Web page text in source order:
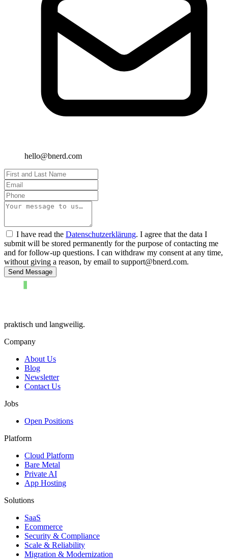
hello@bnerd.com
First and Last Name
Email
Phone
Message
I have read the Datenschutzerklärung. I agree that the data I
submit will be stored permanently for the purpose of contacting me
and for follow-up questions. I can withdraw my consent at any time,
without giving a reason, by email to support@bnerd.com.
Send Message
praktisch und langweilig.
Company
About Us
Blog
Newsletter
Contact Us
Jobs
Open Positions
Platform
Cloud Platform
Bare Metal
Private AI
App Hosting
Solutions
SaaS
Ecommerce
Security & Compliance
Scale & Reliability
Migration & Modernization